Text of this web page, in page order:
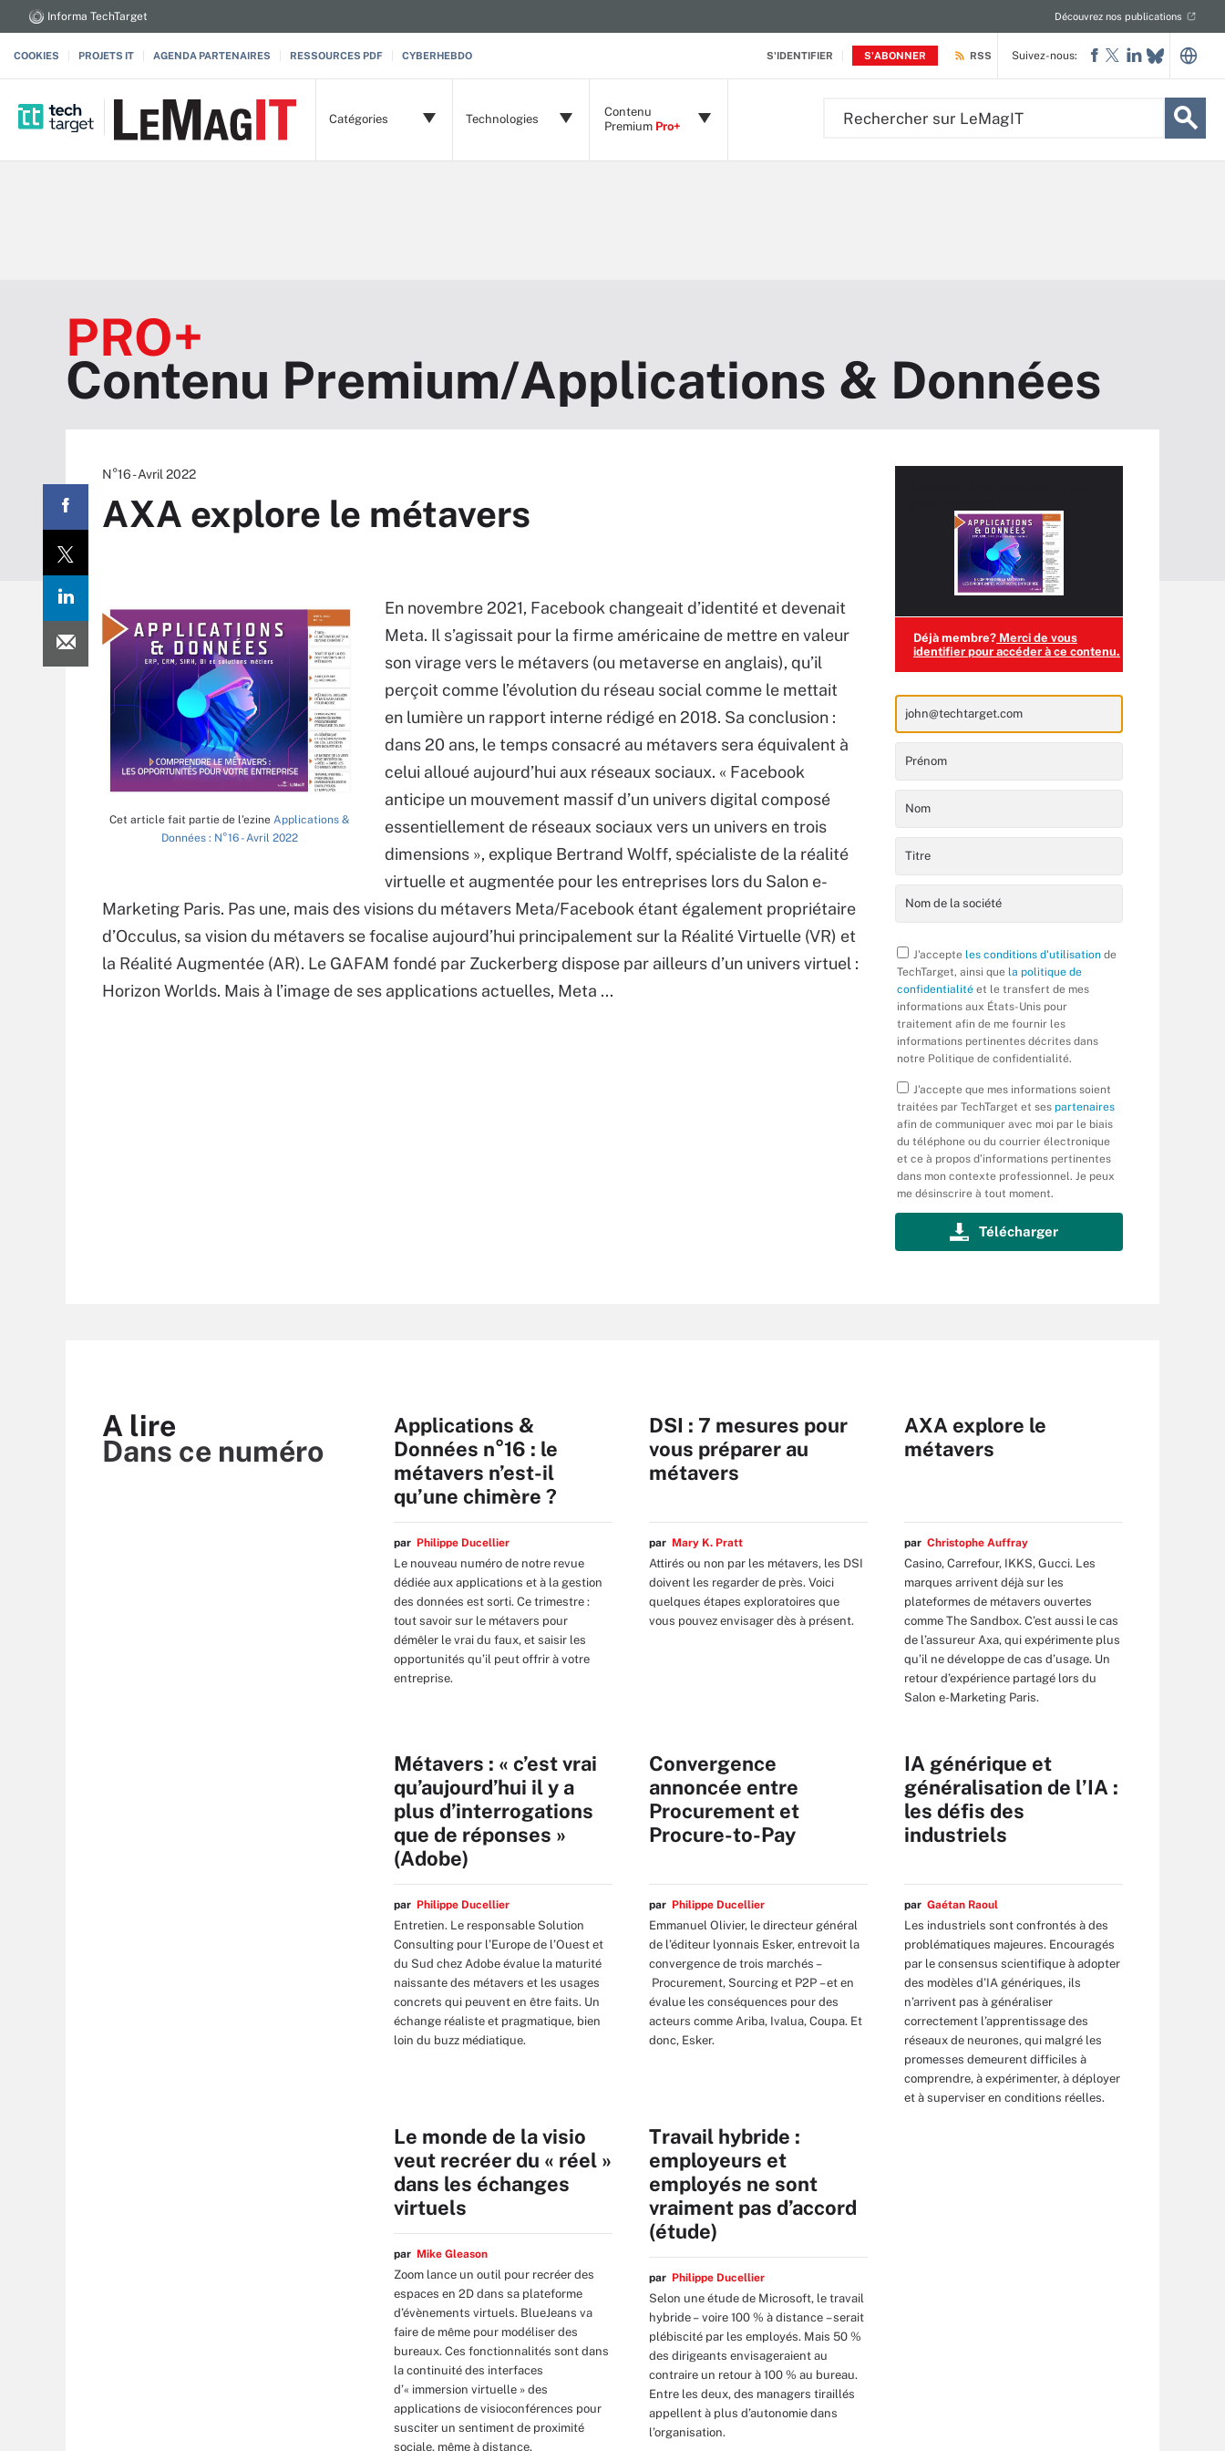
S'IDENTIFIER S'ABONNER
Informa TechTarget Découvrez nos publications
COOKIES PROJETS IT AGENDA PARTENAIRES RESSOURCES PDF CYBERHEBDO RSS
Catégories Technologies
Contenu
Premium Pro+
Suivez-nous:
PRO+
Contenu Premium/Applications & Données
N°16 - Avril 2022
AXA explore le métavers
Cet article fait partie de l’ezine Applications &
Données : N°16 - Avril 2022
En novembre 2021, Facebook changeait d’identité et devenait
Meta. Il s’agissait pour la firme américaine de mettre en valeur
son virage vers le métavers (ou metaverse en anglais), qu’il
perçoit comme l’évolution du réseau social comme le mettait
en lumière un rapport interne rédigé en 2018. Sa conclusion :
dans 20 ans, le temps consacré au métavers sera équivalent à
celui alloué aujourd’hui aux réseaux sociaux. « Facebook
anticipe un mouvement massif d’un univers digital composé
essentiellement de réseaux sociaux vers un univers en trois
dimensions », explique Bertrand Wolff, spécialiste de la réalité
virtuelle et augmentée pour les entreprises lors du Salon e-
Marketing Paris. Pas une, mais des visions du métavers Meta/Facebook étant également propriétaire
d’Occulus, sa vision du métavers se focalise aujourd’hui principalement sur la Réalité Virtuelle (VR) et
la Réalité Augmentée (AR). Le GAFAM fondé par Zuckerberg dispose par ailleurs d’un univers virtuel :
Horizon Worlds. Mais à l’image de ses applications actuelles, Meta ...
Déjà membre? Merci de vous
identifier pour accéder à ce contenu.
J'accepte les conditions d'utilisation de
TechTarget, ainsi que la politique de
confidentialité et le transfert de mes
informations aux États-Unis pour
traitement afin de me fournir les
informations pertinentes décrites dans
notre Politique de confidentialité.
J'accepte que mes informations soient
traitées par TechTarget et ses partenaires
afin de communiquer avec moi par le biais
du téléphone ou du courrier électronique
et ce à propos d’informations pertinentes
dans mon contexte professionnel. Je peux
me désinscrire à tout moment.
A lire
Dans ce numéro
Applications &
Données n°16 : le
métavers n’est-il
qu’une chimère ?
par Philippe Ducellier
Le nouveau numéro de notre revue
dédiée aux applications et à la gestion
des données est sorti. Ce trimestre :
tout savoir sur le métavers pour
démêler le vrai du faux, et saisir les
opportunités qu’il peut offrir à votre
entreprise.
DSI : 7 mesures pour
vous préparer au
métavers
par Mary K. Pratt
Attirés ou non par les métavers, les DSI
doivent les regarder de près. Voici
quelques étapes exploratoires que
vous pouvez envisager dès à présent.
AXA explore le
métavers
par Christophe Auffray
Casino, Carrefour, IKKS, Gucci. Les
marques arrivent déjà sur les
plateformes de métavers ouvertes
comme The Sandbox. C’est aussi le cas
de l’assureur Axa, qui expérimente plus
qu’il ne développe de cas d’usage. Un
retour d’expérience partagé lors du
Salon e-Marketing Paris.
Métavers : « c’est vrai
qu’aujourd’hui il y a
plus d’interrogations
que de réponses »
(Adobe)
par Philippe Ducellier
Entretien. Le responsable Solution
Consulting pour l’Europe de l’Ouest et
du Sud chez Adobe évalue la maturité
naissante des métavers et les usages
concrets qui peuvent en être faits. Un
échange réaliste et pragmatique, bien
loin du buzz médiatique.
Convergence
annoncée entre
Procurement et
Procure-to-Pay
par Philippe Ducellier
Emmanuel Olivier, le directeur général
de l’éditeur lyonnais Esker, entrevoit la
convergence de trois marchés –
Procurement, Sourcing et P2P – et en
évalue les conséquences pour des
acteurs comme Ariba, Ivalua, Coupa. Et
donc, Esker.
IA générique et
généralisation de l’IA :
les défis des
industriels
par Gaétan Raoul
Les industriels sont confrontés à des
problématiques majeures. Encouragés
par le consensus scientifique à adopter
des modèles d’IA génériques, ils
n’arrivent pas à généraliser
correctement l’apprentissage des
réseaux de neurones, qui malgré les
promesses demeurent difficiles à
comprendre, à expérimenter, à déployer
et à superviser en conditions réelles.
Le monde de la visio
veut recréer du « réel »
dans les échanges
virtuels
par Mike Gleason
Zoom lance un outil pour recréer des
espaces en 2D dans sa plateforme
d’évènements virtuels. BlueJeans va
faire de même pour modéliser des
bureaux. Ces fonctionnalités sont dans
la continuité des interfaces
d’« immersion virtuelle » des
applications de visioconférences pour
susciter un sentiment de proximité
sociale, même à distance.
Travail hybride :
employeurs et
employés ne sont
vraiment pas d’accord
(étude)
par Philippe Ducellier
Selon une étude de Microsoft, le travail
hybride – voire 100 % à distance – serait
plébiscité par les employés. Mais 50 %
des dirigeants envisageraient au
contraire un retour à 100 % au bureau.
Entre les deux, des managers tiraillés
appellent à plus d’autonomie dans
l’organisation.